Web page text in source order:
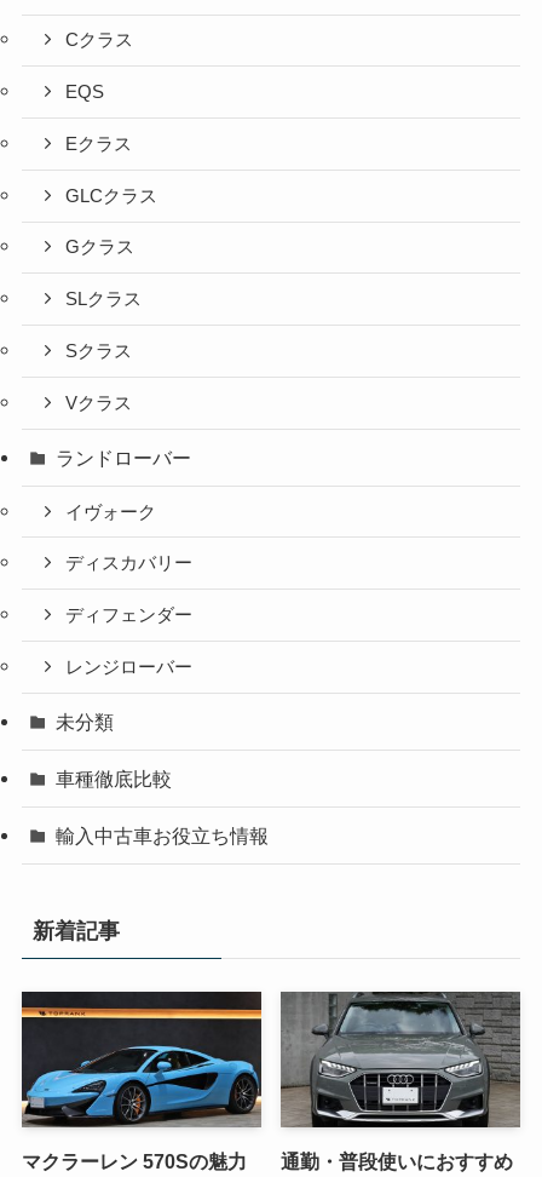
Cクラス
EQS
Eクラス
GLCクラス
Gクラス
SLクラス
Sクラス
Vクラス
ランドローバー
イヴォーク
ディスカバリー
ディフェンダー
レンジローバー
未分類
車種徹底比較
輸入中古車お役立ち情報
新着記事
マクラーレン 570Sの魅力
通勤・普段使いにおすすめ